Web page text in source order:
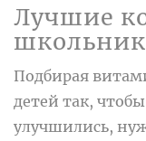
Лучшие
Подбирая
детей так,
улучшились,